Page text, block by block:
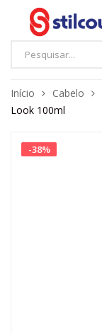
Início Cabelo
Look 100ml
-38%